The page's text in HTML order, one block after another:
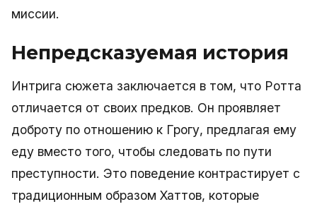
миссии.
Непредсказуемая история
Интрига сюжета заключается в том, что Ротта
отличается от своих предков. Он проявляет
доброту по отношению к Грогу, предлагая ему
еду вместо того, чтобы следовать по пути
преступности. Это поведение контрастирует с
традиционным образом Хаттов, которые